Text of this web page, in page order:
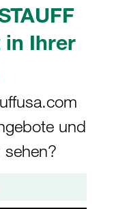
in Ihrer
und
sehen?
und kann vom
mit 24°